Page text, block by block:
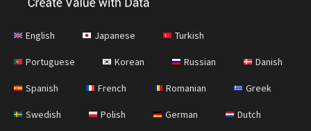
English Japanese Turkish
Portuguese Korean Russian Danish
Spanish French Romanian Greek
Swedish Polish German Dutch